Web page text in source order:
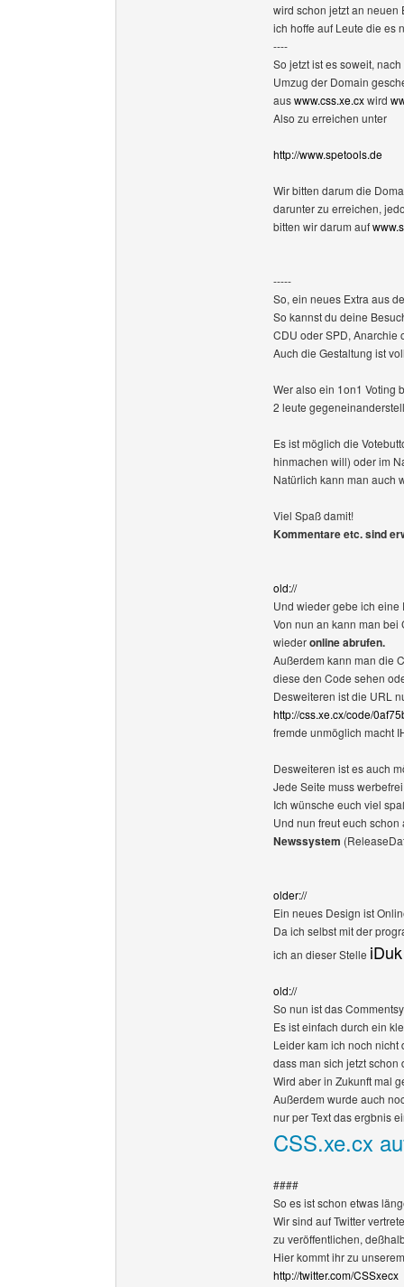
wird schon jetzt an neuen
ich hoffe auf Leute die es
----
So jetzt ist es soweit,
Umzug der Domain
auswww.css.xe.cxwird
Also zu erreichen unter
http://www.spetools.de
Wir bitten darum die
darunter zu erreichen,
bitten wir darum auf
-----
So, ein neues Extra aus
So kannst du deine
CDU oder SPD, Anarchie
Auch die Gestaltung ist
Wer also ein 1on1 Voting
2 leute
Es ist möglich die
hinmachen will) oder im
Natürlich kann man auch
Viel Spaß damit!
Kommentare etc. sind
old://
Und wieder gebe ich eine
Von nun an kann man
wiederonline abrufen.
Außerdem kann man die
diese den Code sehen
Desweiteren ist die URL
http://css.xe.cx/code/
fremde unmöglich macht
Desweiteren ist es auch
Jede Seite muss
Ich wünsche euch viel
Und nun freut euch
Newssystem
older://
Ein neues Design ist
Da ich selbst mit der
ich an dieser Stelle iDuk
old://
So nun ist das
Es ist einfach durch ein
Leider kam ich noch nicht
dass man sich jetzt
Wird aber in Zukunft mal
Außerdem wurde auch
nur per Text das ergbnis
CSS.xe.cx
####
So es ist schon etwas
Wir sind auf Twitter
zu veröffentlichen,
Hier kommt ihr zu
http://twitter.com/CSSxecx